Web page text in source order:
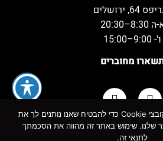
64, ירושלים
ו'- 9:00–15:00
מחוברים
שמורות למשקאות המשמח ©
לידיעתך אנו משתמשים בקובצי Cookie כדי להבטיח שאנו נותנים לך את
שלנו. שימוש באתר זה מהווה את הסכמתך
לתנאי זה.